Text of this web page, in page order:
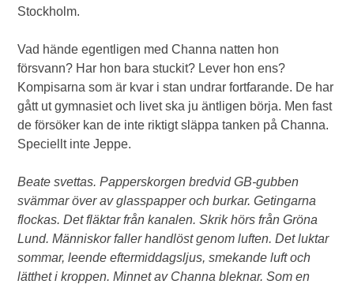
Stockholm.
Vad hände egentligen med Channa natten hon
försvann? Har hon bara stuckit? Lever hon ens?
Kompisarna som är kvar i stan undrar fortfarande. De har
gått ut gymnasiet och livet ska ju äntligen börja. Men fast
de försöker kan de inte riktigt släppa tanken på Channa.
Speciellt inte Jeppe.
Beate svettas. Papperskorgen bredvid GB-gubben
svämmar över av glasspapper och burkar. Getingarna
flockas. Det fläktar från kanalen. Skrik hörs från Gröna
Lund. Människor faller handlöst genom luften. Det luktar
sommar, leende eftermiddagsljus, smekande luft och
lätthet i kroppen. Minnet av Channa bleknar. Som en